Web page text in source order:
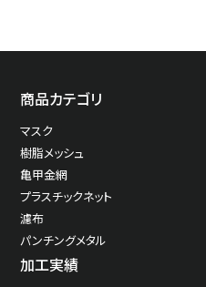
商品カテゴリ
マスク
樹脂メッシュ
亀甲金網
プラスチックネット
濾布
パンチングメタル
加工実績